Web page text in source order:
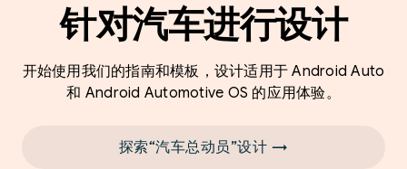
针对汽车进行设计
开始使用我们的指南和模板，设计适用于 Android Auto
和 Android Automotive OS 的应用体验。
探索“汽车总动员”设计 →